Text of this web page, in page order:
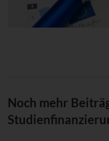
Noch mehr